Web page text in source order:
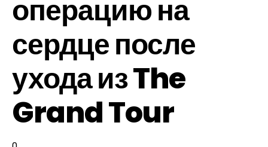
операцию на
сердце после
ухода из The
Grand Tour